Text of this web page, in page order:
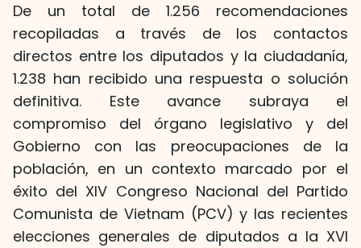
De un total de 1.256 recomendaciones
recopiladas a través de los contactos
directos entre los diputados y la ciudadanía,
1.238 han recibido una respuesta o solución
definitiva. Este avance subraya el
compromiso del órgano legislativo y del
Gobierno con las preocupaciones de la
población, en un contexto marcado por el
éxito del XIV Congreso Nacional del Partido
Comunista de Vietnam (PCV) y las recientes
elecciones generales de diputados a la XVI